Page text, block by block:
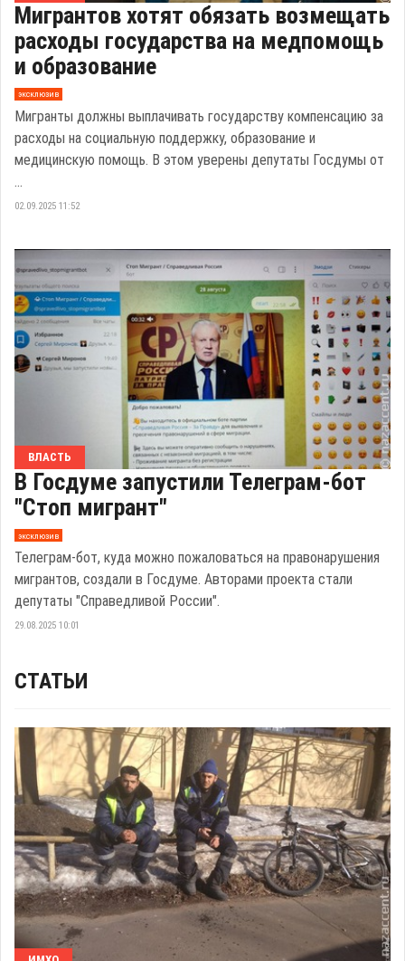
Мигрантов хотят обязать возмещать
расходы государства на медпомощь
и образование
эксклюзив
Мигранты должны выплачивать государству компенсацию за
расходы на социальную поддержку, образование и
медицинскую помощь. В этом уверены депутаты Госдумы от
02.09.2025 11:52
ВЛАСТЬ
В Госдуме запустили Телеграм-бот
"Стоп мигрант"
эксклюзив
Телеграм-бот, куда можно пожаловаться на правонарушения
мигрантов, создали в Госдуме. Авторами проекта стали
депутаты "Справедливой России".
29.08.2025 10:01
СТАТЬИ